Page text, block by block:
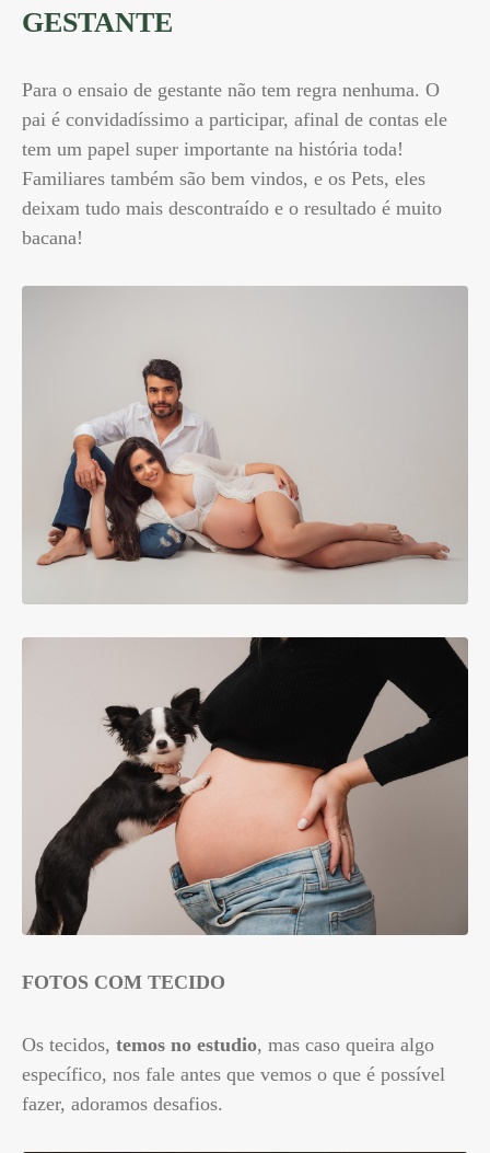
GESTANTE
Para o ensaio de gestante não tem regra nenhuma. O
pai é convidadíssimo a participar, afinal de contas ele
tem um papel super importante na história toda!
Familiares também são bem vindos, e os Pets, eles
deixam tudo mais descontraído e o resultado é muito
bacana!
FOTOS COM TECIDO
Os tecidos, temos no estudio, mas caso queira algo
específico, nos fale antes que vemos o que é possível
fazer, adoramos desafios.